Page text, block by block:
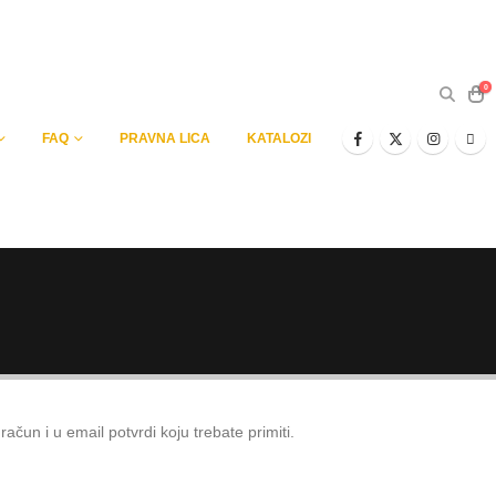
0
FAQ PRAVNA LICA KATALOZI
i u email potvrdi koju trebate primiti.